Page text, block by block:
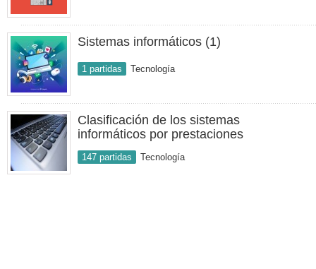
Sistemas informáticos (1)
1 partidas Tecnología
Clasificación de los sistemas
informáticos por prestaciones
147 partidas Tecnología